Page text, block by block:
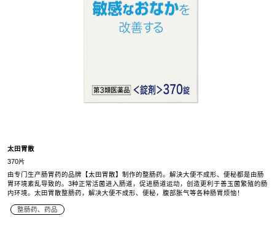
太田胃散
370片
由专门生产肠胃药的品牌【太田胃散】制作的整肠药。解決大便不成形、便秘都是由肠
胃环境紊乱导致的。3种正常活菌进入肠道，促进肠道运动，创造更利于善玉菌繁殖的肠
内环境。太田胃散整肠药，解决大便不成形、便秘，腹部胀气等各种肠胃烦恼！
整肠药、药品